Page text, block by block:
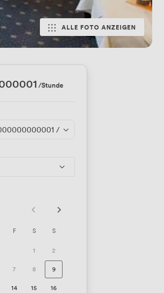
ALLE FOTO ANZEIGEN
/Stunde
/Stunde
F S S
1 2
7 8 9
14 15 16